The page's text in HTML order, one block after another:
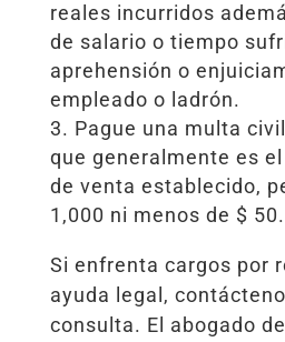
reales incurridos
de salario o tiempo
aprehensión o
empleado o ladrón.
Pague una multa
que generalmente es
de venta establecido,
1,000 ni menos de $ 50.
Si enfrenta cargos por
ayuda legal,
consulta. El abogado